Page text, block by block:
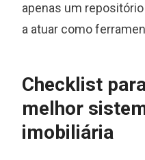
apenas um
a atuar como
Checklist
melhor
imobiliária